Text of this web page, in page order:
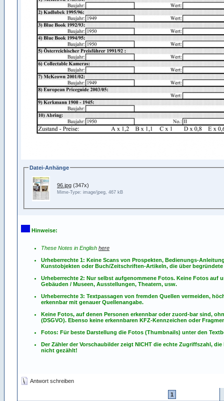
Datei-Anhänge
96.jpg (347x)
Mime-Type: image/jpeg, 467 kB
Hinweise:
These Notes in English here
Urheberrechte 1: Keine Scans von Prospekten, Bedienungs-
Kunstobjekten oder Buch/Zeitschriften-Artikeln, die über
Urheberrechte 2: Nur selbst aufgenommene Fotos. Keine Fotos auf
Gebäuden / Museen, Ausstellungen, Theatern, usw.
Urheberrechte 3: Textpassagen von fremden Quellen vermeiden,
erkennbar mit genauer Quellenangabe.
Keine Fotos, auf denen Personen erkennbar oder zuord-bar sind,
(DSGVO). Ebenso keine erkennbaren KFZ-Kennzeichen oder
Fotos: Für beste Darstellung die Fotos (Thumbnails) unter den
Der Zähler der Vorschaubilder zeigt NICHT die echte Zugriffszahl,
nicht gezählt!
Antwort schreiben
1